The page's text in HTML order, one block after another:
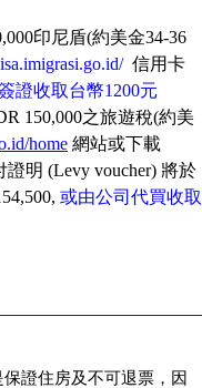
印尼盾(約美金34-36
信用卡
證收取台幣1200元
150,000之旅遊稅(約美
home 網站或下載
證明 (Levy voucher) 將於
, 或由公司代買收取
證住房及不可退票，因